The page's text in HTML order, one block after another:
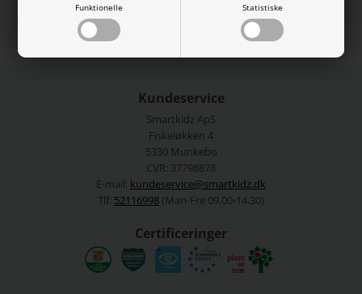
Funktionelle Statistiske
13248300-4867493
Kundeservice
Smartkidz ApS
Fiskeløkken 4
5330 Munkebo
CVR: 37798878
E-mail: kundeservice@smartkidz.dk
Tlf: 52116998 (Man-Fre 09.00-14.30)
Certificeringer